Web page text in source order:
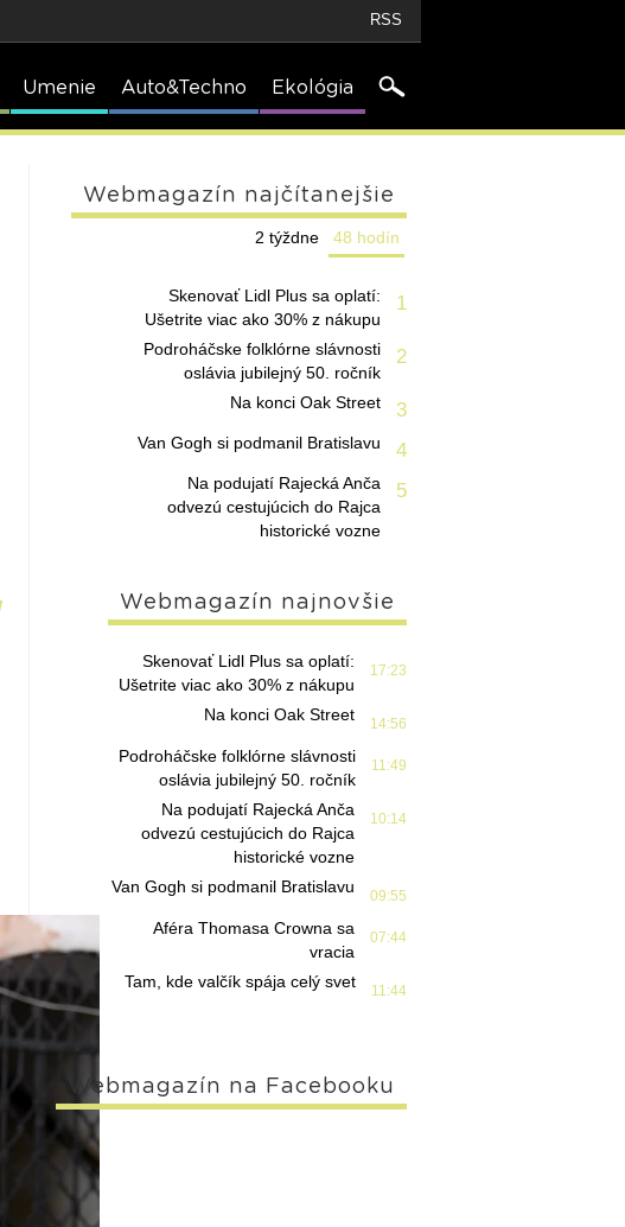
RSS
Umenie Auto&Techno Ekológia
Webmagazín najčítanejšie
48 hodín
2 týždne
1
Skenovať Lidl Plus sa oplatí:
Ušetrite viac ako 30% z nákupu
2
Podroháčske folklórne slávnosti
oslávia jubilejný 50. ročník
3
Na konci Oak Street
4
Van Gogh si podmanil Bratislavu
5
Na podujatí Rajecká Anča
odvezú cestujúcich do Rajca
historické vozne
Webmagazín najnovšie
17:23
Skenovať Lidl Plus sa oplatí:
Ušetrite viac ako 30% z nákupu
14:56
Na konci Oak Street
11:49
Podroháčske folklórne slávnosti
oslávia jubilejný 50. ročník
10:14
Na podujatí Rajecká Anča
odvezú cestujúcich do Rajca
historické vozne
09:55
Van Gogh si podmanil Bratislavu
07:44
Aféra Thomasa Crowna sa
vracia
11:44
Tam, kde valčík spája celý svet
Webmagazín na Facebooku